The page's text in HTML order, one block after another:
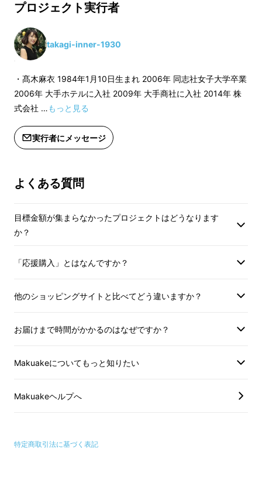
す。
で時間をかけて生産しています。
プロジェクト実行者
takagi-inner-1930
・髙木麻衣 1984年1月10日生まれ 2006年 同志社女子大学卒業
2006年 大手ホテルに入社 2009年 大手商社に入社 2014年 株
式会社 …もっと見る
実行者にメッセージ
よくある質問
目標金額が集まらなかったプロジェクトはどうなります
か？
「応援購入」とはなんですか？
他のショッピングサイトと比べてどう違いますか？
お届けまで時間がかかるのはなぜですか？
Makuakeについてもっと知りたい
Makuakeヘルプへ
特定商取引法に基づく表記